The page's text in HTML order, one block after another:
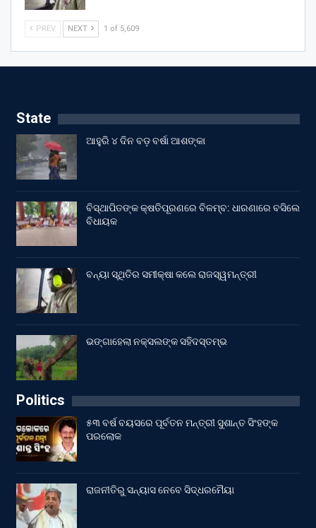
PREV NEXT 1 of 5,609
State
ଆହୁରି ୪ ଦିନ ବଡ଼ ବର୍ଷା ଆଶଙ୍କା
ବିସ୍ଥାପିତଙ୍କ କ୍ଷତିପୂରଣରେ ବିଳମ୍ବ: ଧାରଣାରେ ବସିଲେ
ବିଧାୟକ
ବନ୍ୟା ସ୍ଥିତିର ସମୀକ୍ଷା କଲେ ରାଜସ୍ୱମନ୍ତ୍ରୀ
ଭଙ୍ଗାହେଲା ନକ୍ସଲଙ୍କ ସହିଦସ୍ତମ୍ଭ
Politics
୫୩ ବର୍ଷ ବୟସରେ ପୂର୍ବତନ ମନ୍ତ୍ରୀ ସୁଶାନ୍ତ ସିଂହଙ୍କ
ପରଲୋକ
ରାଜନୀତିରୁ ସନ୍ୟାସ ନେବେ ସିଦ୍ଧରମୈୟା